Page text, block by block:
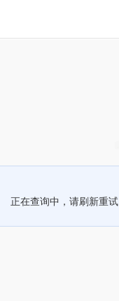
正在查询中，请刷新重试